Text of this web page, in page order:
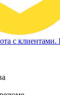
с клиентами.